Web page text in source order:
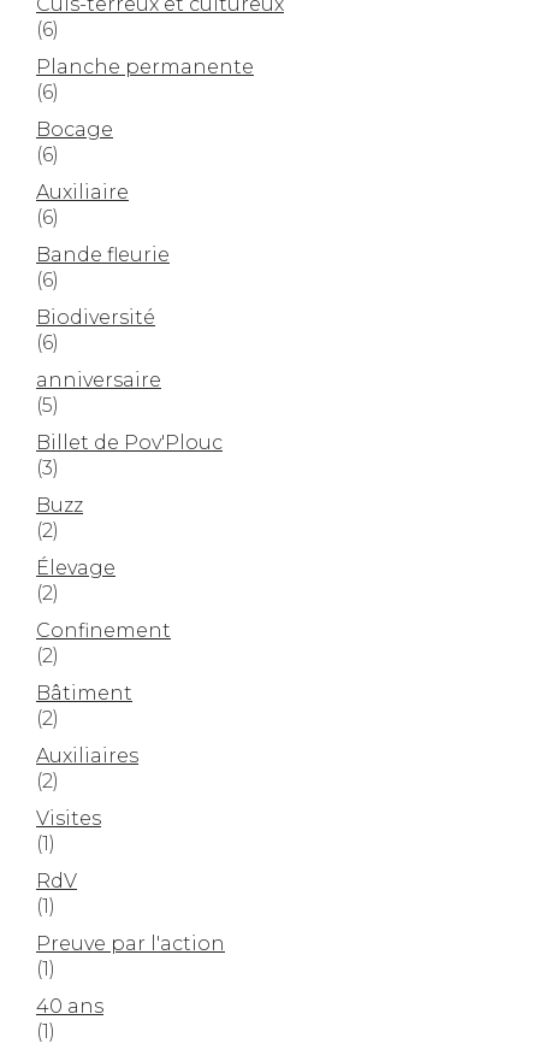
(6)
Planche permanente
(6)
Bocage
(6)
Auxiliaire
(6)
Bande fleurie
(6)
Biodiversité
(6)
anniversaire
(5)
Billet de Pov'Plouc
(3)
Buzz
(2)
Élevage
(2)
Confinement
(2)
Bâtiment
(2)
Auxiliaires
(2)
Visites
(1)
RdV
(1)
Preuve par l'action
(1)
40 ans
(1)